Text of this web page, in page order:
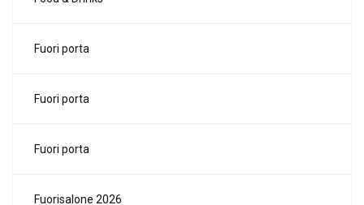
Fuori porta
Fuori porta
Fuori porta
Fuorisalone 2026